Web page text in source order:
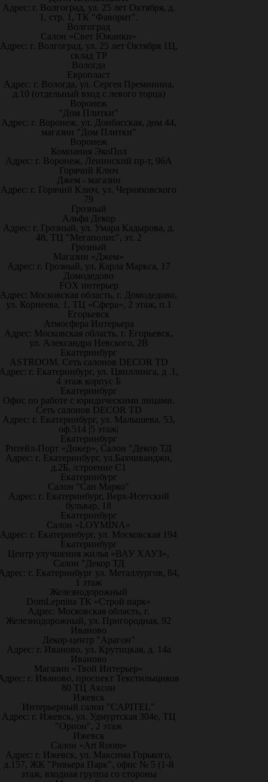
Адрес: г. Волгоград, ул. 25 лет Октября, д.
1, стр. 1, ТК "Фаворит".
Волгоград
Салон «Свет Южанки»
Адрес: г. Волгоград, ул. 25 лет Октября 1Ц,
склад ТР
Вологда
Европласт
Адрес: г. Вологда, ул. Сергея Преминина,
д.10 (отдельный вход с левого торца)
Воронеж
"Дом Плитки"
Адрес: г. Воронеж. ул. Донбасская, дом 44,
магазин "Дом Плитки"
Воронеж
Компания ЭкоПол
Адрес: г. Воронеж, Ленинский пр-т, 96А
Горячий Ключ
Джем - магазин
Адрес: г. Горячий Ключ, ул. Черняховского
79
Грозный
Альфа Декор
Адрес: г. Грозный, ул. Умара Кадырова, д.
48, ТЦ "Мегаполис", эт. 2
Грозный
Магазин «Джем»
Адрес: г. Грозный, ул. Карла Маркса, 17
Домодедово
FOX интерьер
Адрес: Московская область, г. Домодедово,
ул. Корнеева, 1, ТЦ «Сфера», 2 этаж, п.1
Егорьевск
Атмосфера Интерьера
Адрес: Московская область, г. Егорьевск,
ул. Александра Невского, 2В
Екатеринбург
ASTROOM. Сеть салонов DECOR TD
г. Екатеринбург, ул. Цвиллинга, д .1,
4 этаж корпус Б
Екатеринбург
Офис по работе с юридическими лицами.
Сеть салонов DECOR TD
Адрес: г. Екатеринбург, ул. Малышева, 53,
оф.514 |5 этаж|
Екатеринбург
Ритейл-Порт «Докер», Салон "Декор ТД
Адрес: г. Екатеринбург, ул.Бахчиванджи,
д.2Б, /строение С1
Екатеринбург
Салон "Сан Марко"
Адрес: г. Екатеринбург, Верх-Исетский
бульвар, 18
Екатеринбург
Салон «LOYMINA»
Адрес: г. Екатеринбург, ул. Московская 194
Екатеринбург
Центр улучшения жилья «ВАУ ХАУЗ»,
Салон "Декор ТД
г. Екатеринбург ул. Металлургов, 84,
1 этаж
Железнодорожный
DomLepnina ТК «Строй парк»
Адрес: Московская область, г.
Железнодорожный, ул. Пригородная, 92
Иваново
Декор-центр "Арагон"
Адрес: г. Иваново, ул. Крутицкая, д. 14а
Иваново
Магазин «Твой Интерьер»
г. Иваново, проспект Текстильщиков
80 ТЦ Аксон
Ижевск
Интерьерный салон "CAPITEL"
Адрес: г. Ижевск, ул. Удмуртская 304е, ТЦ
"Орион", 2 этаж
Ижевск
Салон «Art Room»
Адрес: г. Ижевск, ул. Максима Горького,
д.157, ЖК "Ривьера Парк", офис № 5 (1-й
этаж, входная группа со стороны